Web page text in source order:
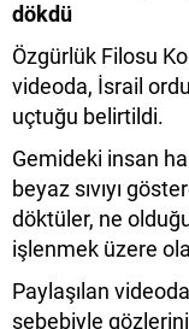
dökdü
Özgürlük Filosu
videoda, İsrail
uçtuğu belirtildi.
Gemideki insan
beyaz sıvıyı
döktüler, ne
işlenmek üzere
Paylaşılan
sebebiyle